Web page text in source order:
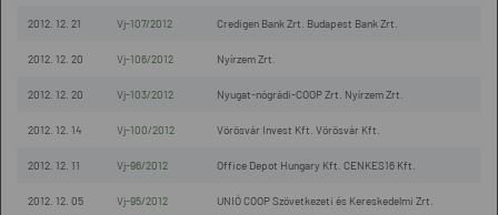
2012. 12. 21 Vj-107/2012 Credigen Bank Zrt. Budapest Bank Zrt.
2012. 12. 20 Vj-106/2012 Nyírzem Zrt.
2012. 12. 20 Vj-103/2012 Nyugat-nógrádi-COOP Zrt. Nyírzem Zrt.
2012. 12. 14 Vj-100/2012 Vörösvár Invest Kft. Vörösvár Kft.
2012. 12. 11 Vj-96/2012 Office Depot Hungary Kft. CENKES16 Kft.
2012. 12. 05 Vj-95/2012 UNIÓ COOP Szövetkezeti és Kereskedelmi Zrt.